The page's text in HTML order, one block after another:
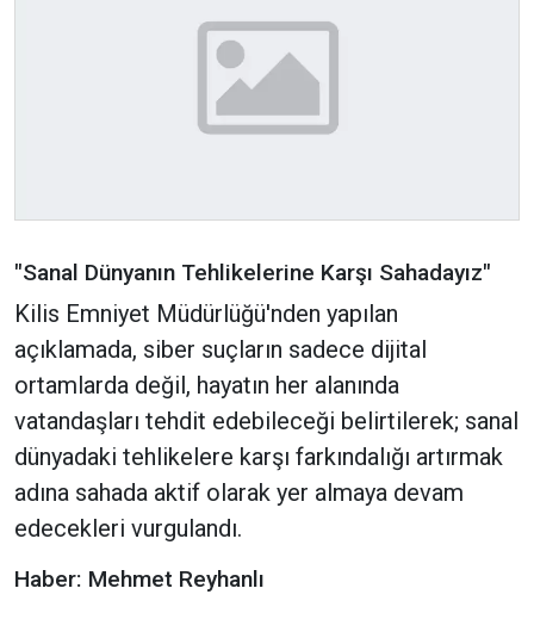
"Sanal Dünyanın Tehlikelerine Karşı Sahadayız"
Kilis Emniyet Müdürlüğü'nden yapılan
açıklamada, siber suçların sadece dijital
ortamlarda değil, hayatın her alanında
vatandaşları tehdit edebileceği belirtilerek; sanal
dünyadaki tehlikelere karşı farkındalığı artırmak
adına sahada aktif olarak yer almaya devam
edecekleri vurgulandı.
Haber: Mehmet Reyhanlı